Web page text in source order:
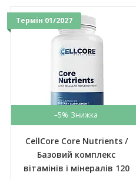
Термін 01/2027
–5%
CellCore Core Nutrients /
Базовий комплекс
вітамінів і мінералів 120